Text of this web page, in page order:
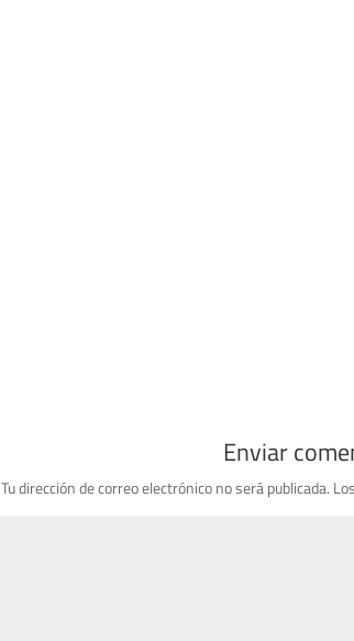
Enviar
Tu dirección de correo electrónico no será publicada.